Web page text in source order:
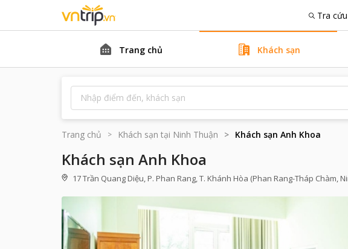
Tra
Trang chủ Khách sạn
Trang chủ Khách sạn tại Ninh Thuận Khách sạn Anh Khoa
Khách sạn Anh Khoa
17 Trần Quang Diệu, P. Phan Rang, T. Khánh Hòa (Phan Rang-Tháp Chàm,